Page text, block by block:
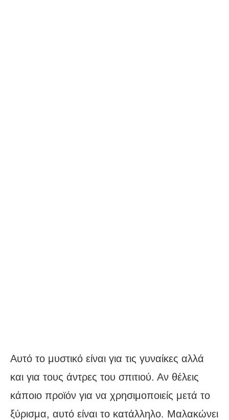
Αυτό το μυστικό είναι για τις γυναίκες αλλά
και για τους άντρες του σπιτιού. Αν θέλεις
κάποιο προϊόν για να χρησιμοποιείς μετά το
ξύρισμα, αυτό είναι το κατάλληλο. Μαλακώνει